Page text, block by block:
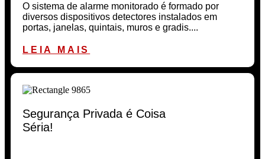
O sistema de alarme monitorado é formado por
diversos dispositivos detectores instalados em
portas, janelas, quintais, muros e gradis....
LEIA MAIS
Segurança Privada é Coisa
Séria!